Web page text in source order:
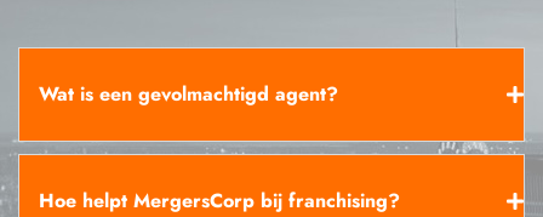
Wat is een gevolmachtigd agent?
Hoe helpt MergersCorp bij franchising?